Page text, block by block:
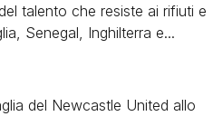
talento che resiste ai rifiuti e
Senegal, Inghilterra e...